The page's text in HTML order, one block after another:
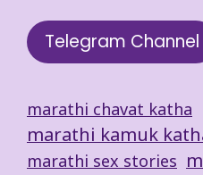
Telegram Channel
marathi chavat katha
marathi kamuk
marathi sex stories